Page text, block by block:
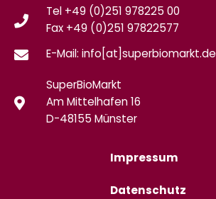
Tel +49 (0)251 978225 00
Fax +49 (0)251 97822577
E-Mail: info[at]superbiomarkt.de
SuperBioMarkt
Am Mittelhafen 16
D-48155 Münster
Impressum
Datenschutz